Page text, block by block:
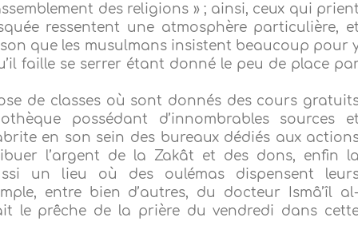
des religions » ; ainsi, ceux qui
ressentent une atmosphère particulière,
que les musulmans insistent beaucoup pour
faille se serrer étant donné le peu de place
de classes où sont donnés des cours
possédant d’innombrables sources
en son sein des bureaux dédiés aux
l’argent de la Zakât et des dons, enfin
un lieu où des oulémas dispensent
entre bien d’autres, du docteur Ismâ’îl
le prêche de la prière du vendredi dans